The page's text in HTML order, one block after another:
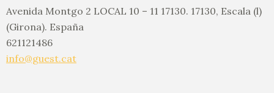
Avenida Montgo 2 LOCAL 10 – 11 17130. 17130, Escala (l)
(Girona). España
621121486
info@guest.cat